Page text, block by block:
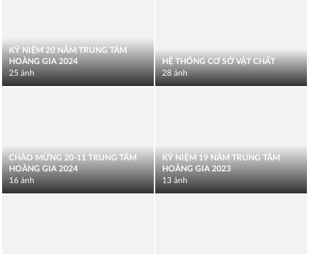
KỶ NIỆM 20 NĂM TRUNG TÂM
HOÀNG GIA 2024
25 ảnh
HỆ THỐNG CƠ SỞ VẬT CHẤT
28 ảnh
CHÀO MỪNG 20-11 TRUNG TÂM
HOÀNG GIA 2024
16 ảnh
KỶ NIỆM 19 NĂM TRUNG TÂM
HOÀNG GIA 2023
13 ảnh